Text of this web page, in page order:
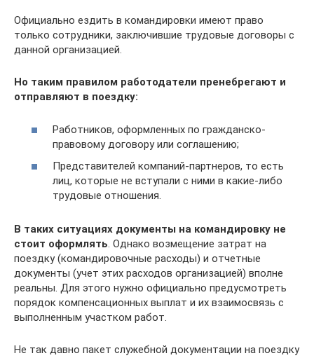
Официально ездить в командировки имеют право
только сотрудники, заключившие трудовые договоры с
данной организацией.
Но таким правилом работодатели пренебрегают и
отправляют в поездку:
Работников, оформленных по гражданско-
правовому договору или соглашению;
Представителей компаний-партнеров, то есть
лиц, которые не вступали с ними в какие-либо
трудовые отношения.
В таких ситуациях документы на командировку не
стоит оформлять. Однако возмещение затрат на
поездку (командировочные расходы) и отчетные
документы (учет этих расходов организацией) вполне
реальны. Для этого нужно официально предусмотреть
порядок компенсационных выплат и их взаимосвязь с
выполненным участком работ.
Не так давно пакет служебной документации на поездку